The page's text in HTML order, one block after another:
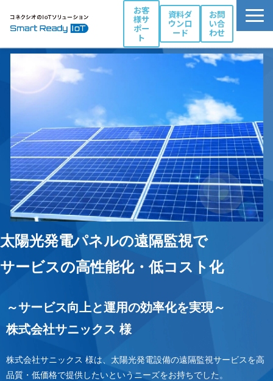
お客
様サ
ポー
ト
資料ダ
ウンロ
ード
お問
い合
わせ
活用シーン別ソリューション一覧
導入事例
ブログ
お役立ち資料
パートナー一覧
太陽光発電パネルの遠隔監視で
サービスの高性能化・低コスト化
～サービス向上と運用の効率化を実現～
株式会社サニックス 様
株式会社サニックス 様は、太陽光発電設備の遠隔監視サービスを高
品質・低価格で提供したいというニーズをお持ちでした。